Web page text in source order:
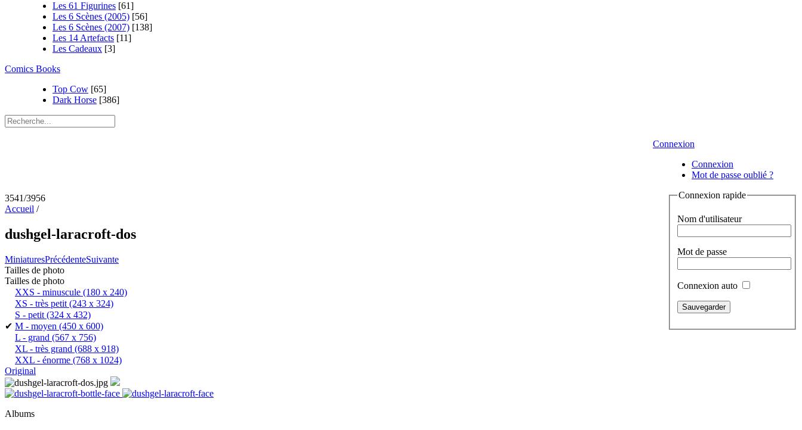
Les 61 Figurines [61]
Les 6 Scènes (2005) [56]
Les 6 Scènes (2007) [138]
Les 14 Artefacts [11]
Les Cadeaux [3]
Comics Books
Top Cow [65]
Dark Horse [386]
Connexion
Connexion
Mot de passe oublié ?
Connexion rapide
Nom d'utilisateur
Mot de passe
Connexion auto
3541/3956
Accueil /
dushgel-laracroft-dos
MiniaturesPrécédenteSuivante
Tailles de photo
Tailles de photo
XXS - minuscule (180 x 240)
XS - très petit (243 x 324)
S - petit (324 x 432)
✔ M - moyen (450 x 600)
L - grand (567 x 756)
XL - très grand (688 x 918)
XXL - énorme (768 x 1024)
Original
Albums